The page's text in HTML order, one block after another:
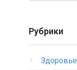
Рубрики
Здоровье